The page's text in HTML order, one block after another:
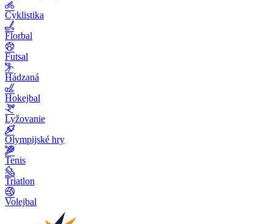
Cyklistika
Florbal
Futsal
Hádzaná
Hokejbal
Lyžovanie
Olympijské hry
Tenis
Triatlon
Volejbal